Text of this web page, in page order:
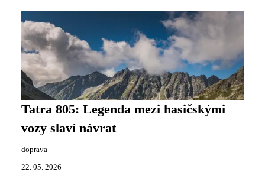
Tatra 805: Legenda mezi hasičskými
vozy slaví návrat
doprava
22. 05. 2026